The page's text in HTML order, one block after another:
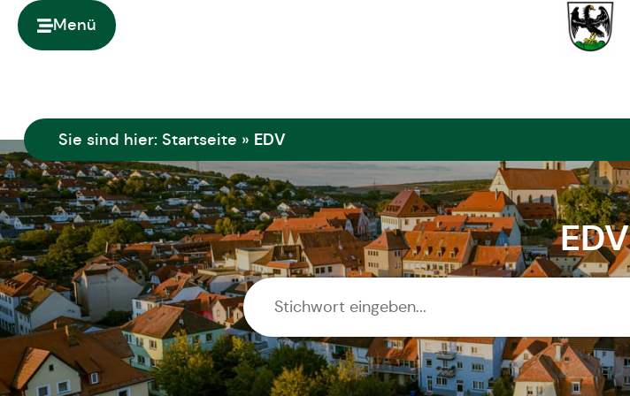
springenMenü
Sie sind hier: Startseite » EDV
EDV